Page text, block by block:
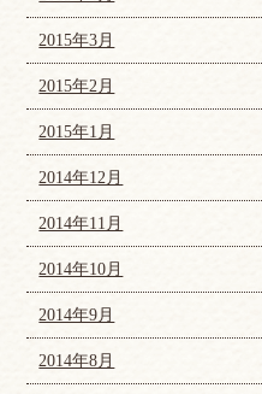
2015年3月
2015年2月
2015年1月
2014年12月
2014年11月
2014年10月
2014年9月
2014年8月